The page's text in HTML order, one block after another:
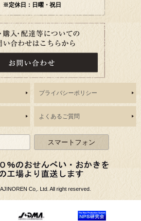
※定休日：日曜・祝日
プライバシーポリシー
よくあるご質問
スマートフォン
Co,. Ltd. All right reserved.